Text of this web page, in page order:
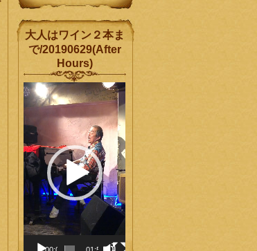
大人はワイン２本ま
で/20190629(After
Hours)
動
画
レ
ー
ヤ
ー